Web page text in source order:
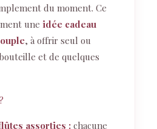
du moment. Ce
une idée cadeau
, à offrir seul ou
et de quelques
assorties :chacune